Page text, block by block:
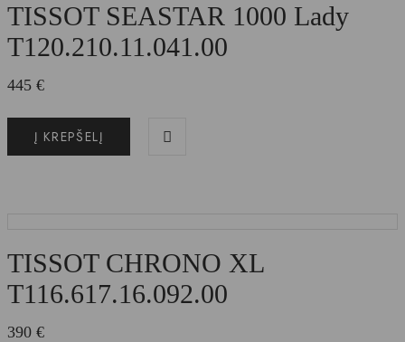
TISSOT SEASTAR 1000 Lady
T120.210.11.041.00
445 €
Į KREPŠELĮ
TISSOT CHRONO XL
T116.617.16.092.00
390 €